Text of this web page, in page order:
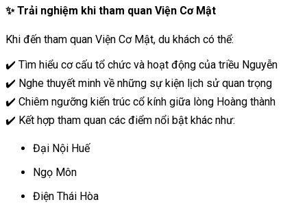
✨ Trải nghiệm khi tham quan Viện Cơ Mật
Khi đến tham quan Viện Cơ Mật, du khách có thể:
✔️ Tìm hiểu cơ cấu tổ chức và hoạt động của triều Nguyễn
✔️ Nghe thuyết minh về những sự kiện lịch sử quan trọng
✔️ Chiêm ngưỡng kiến trúc cổ kính giữa lòng Hoàng thành
✔️ Kết hợp tham quan các điểm nổi bật khác như:
Đại Nội Huế
Ngọ Môn
Điện Thái Hòa